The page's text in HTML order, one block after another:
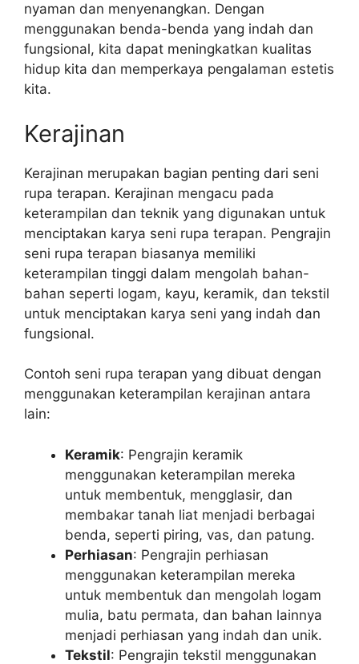
nyaman dan menyenangkan. Dengan
menggunakan benda-benda yang indah dan
fungsional, kita dapat meningkatkan kualitas
hidup kita dan memperkaya pengalaman estetis
kita.
Kerajinan
Kerajinan merupakan bagian penting dari seni
rupa terapan. Kerajinan mengacu pada
keterampilan dan teknik yang digunakan untuk
menciptakan karya seni rupa terapan. Pengrajin
seni rupa terapan biasanya memiliki
keterampilan tinggi dalam mengolah bahan-
bahan seperti logam, kayu, keramik, dan tekstil
untuk menciptakan karya seni yang indah dan
fungsional.
Contoh seni rupa terapan yang dibuat dengan
menggunakan keterampilan kerajinan antara
lain:
Keramik: Pengrajin keramik
menggunakan keterampilan mereka
untuk membentuk, mengglasir, dan
membakar tanah liat menjadi berbagai
benda, seperti piring, vas, dan patung.
Perhiasan: Pengrajin perhiasan
menggunakan keterampilan mereka
untuk membentuk dan mengolah logam
mulia, batu permata, dan bahan lainnya
menjadi perhiasan yang indah dan unik.
Tekstil: Pengrajin tekstil menggunakan